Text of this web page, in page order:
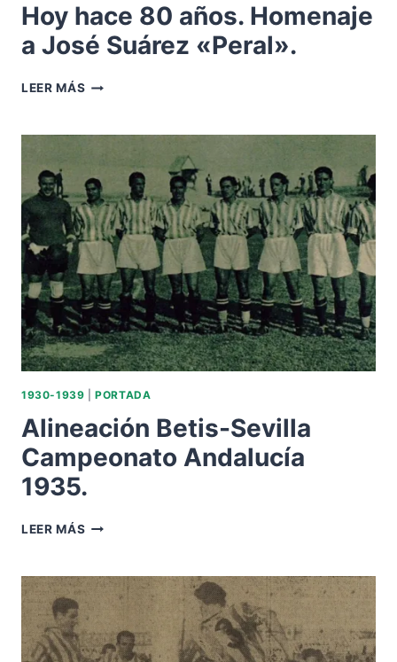
Hoy hace 80 años. Homenaje
a José Suárez «Peral».
LEER MÁS HOY
AÑOS.
A
JOSÉ
SUÁREZ
«PERAL».
1930-1939 |PORTADA
Alineación Betis-Sevilla
Campeonato Andalucía
1935.
LEER MÁS ALINEACIÓN
CAMPEONATO
ANDALUCÍA
1935.